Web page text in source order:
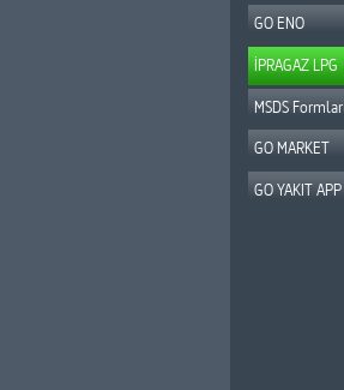
GO ENO
95
ENO
DIESEL
İPRAGAZ LPG
MSDS Formları
GO MARKET
GO YAKIT APP